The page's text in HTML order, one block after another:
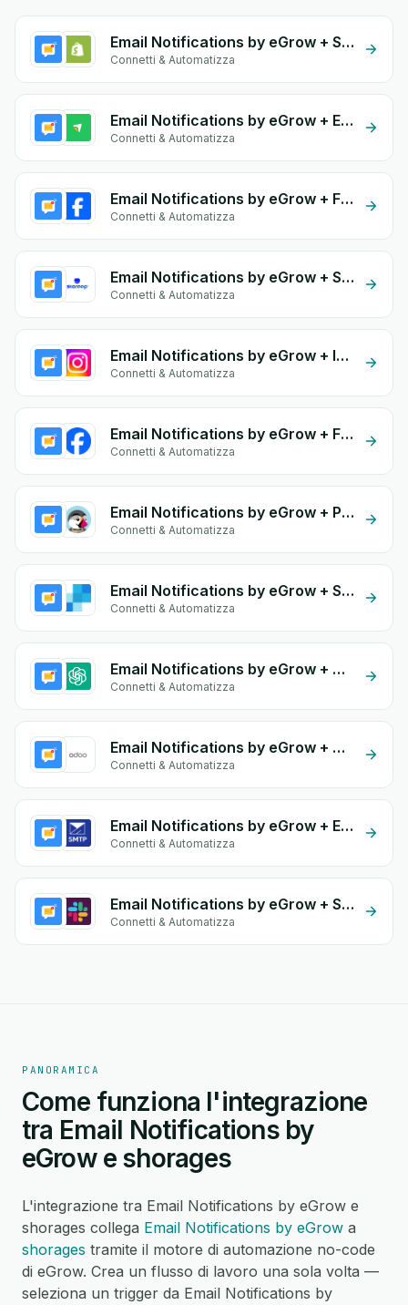
Email Notifications by eGrow + Shopify
Connetti & Automatizza
Email Notifications by eGrow + EasyOrders
Connetti & Automatizza
Email Notifications by eGrow + Facebook Commerce
Connetti & Automatizza
Email Notifications by eGrow + Storeep
Connetti & Automatizza
Email Notifications by eGrow + Instagram Comment
Connetti & Automatizza
Email Notifications by eGrow + Facebook Leads
Connetti & Automatizza
Email Notifications by eGrow + PrestaShop
Connetti & Automatizza
Email Notifications by eGrow + SendGrid
Connetti & Automatizza
Email Notifications by eGrow + OpenAI (ChatGPT)
Connetti & Automatizza
Email Notifications by eGrow + Odoo Invoices
Connetti & Automatizza
Email Notifications by eGrow + Email SMTP
Connetti & Automatizza
Email Notifications by eGrow + Slack
Connetti & Automatizza
PANORAMICA
Come funziona l'integrazione
tra Email Notifications by
eGrow e shorages
L'integrazione tra Email Notifications by eGrow e
shorages collega Email Notifications by eGrow a
shorages tramite il motore di automazione no-code
di eGrow. Crea un flusso di lavoro una sola volta —
seleziona un trigger da Email Notifications by